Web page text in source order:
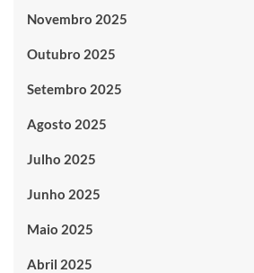
Novembro 2025
Outubro 2025
Setembro 2025
Agosto 2025
Julho 2025
Junho 2025
Maio 2025
Abril 2025